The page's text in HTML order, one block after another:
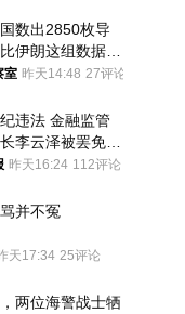
数出2850枚导
伊朗这组数据，
了
室 昨天14:48 27评论
违法 金融监管
李云泽被罢免全
昨天16:24 112评论
并不冤
天17:34 25评论
两位海警战士牺